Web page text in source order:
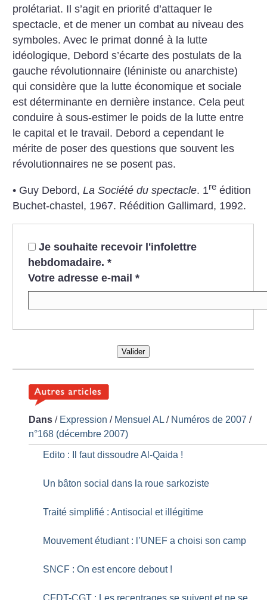
prolétariat. Il s’agit en priorité d’attaquer le
spectacle, et de mener un combat au niveau des
symboles. Avec le primat donné à la lutte
idéologique, Debord s’écarte des postulats de la
gauche révolutionnaire (léniniste ou anarchiste)
qui considère que la lutte économique et sociale
est déterminante en dernière instance. Cela peut
conduire à sous-estimer le poids de la lutte entre
le capital et le travail. Debord a cependant le
mérite de poser des questions que souvent les
révolutionnaires ne se posent pas.
• Guy Debord,La Société du spectacle. 1re édition
Buchet-chastel, 1967. Réédition Gallimard, 1992.
Je souhaite recevoir l'infolettre
hebdomadaire. *
Votre adresse e-mail *
Valider
Dans / Expression / Mensuel AL / Numéros de 2007 /
n°168 (décembre 2007)
Edito : Il faut dissoudre Al-Qaida !
Un bâton social dans la roue sarkoziste
Traité simplifié : Antisocial et illégitime
Mouvement étudiant : l’UNEF a choisi son camp
SNCF : On est encore debout !